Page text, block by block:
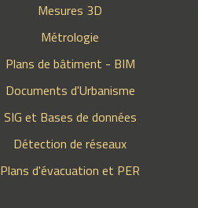
Mesures 3D
Métrologie
Plans de bâtiment - BIM
Documents d'Urbanisme
SIG et Bases de données
Détection de réseaux
Plans d'évacuation et PER